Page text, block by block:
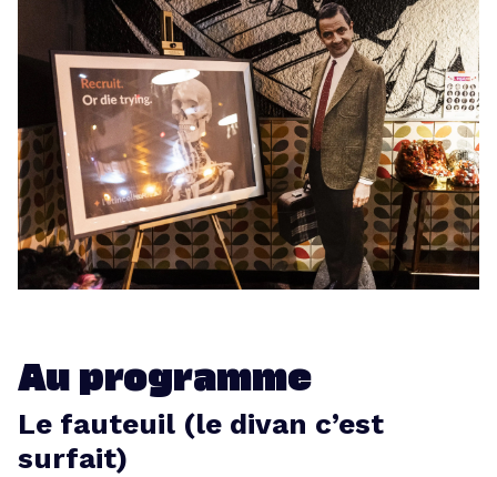
Au programme
Le fauteuil (le divan c’est
surfait)